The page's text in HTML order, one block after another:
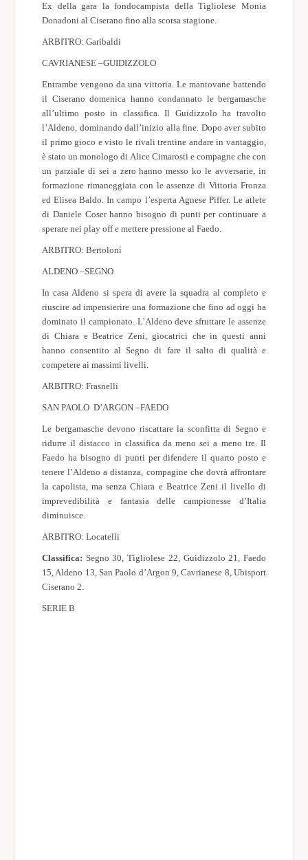
Ex della gara la fondocampista della Tigliolese Monia
Donadoni al Ciserano fino alla scorsa stagione.
ARBITRO: Garibaldi
CAVRIANESE –GUIDIZZOLO
Entrambe vengono da una vittoria. Le mantovane battendo
il Ciserano domenica hanno condannato le bergamasche
all’ultimo posto in classifica. Il Guidizzolo ha travolto
l’Aldeno, dominando dall’inizio alla fine. Dopo aver subito
il primo gioco e visto le rivali trentine andare in vantaggio,
è stato un monologo di Alice Cimarosti e compagne che con
un parziale di sei a zero hanno messo ko le avversarie, in
formazione rimaneggiata con le assenze di Vittoria Fronza
ed Elisea Baldo. In campo l’esperta Agnese Piffer. Le atlete
di Daniele Coser hanno bisogno di punti per continuare a
sperare nei play off e mettere pressione al Faedo.
ARBITRO: Bertoloni
ALDENO –SEGNO
In casa Aldeno si spera di avere la squadra al completo e
riuscire ad impensierire una formazione che fino ad oggi ha
dominato il campionato. L’Aldeno deve sfruttare le assenze
di Chiara e Beatrice Zeni, giocatrici che in questi anni
hanno consentito al Segno di fare il salto di qualità e
competere ai massimi livelli.
ARBITRO: Frasnelli
SAN PAOLO D’ARGON –FAEDO
Le bergamasche devono riscattare la sconfitta di Segno e
ridurre il distacco in classifica da meno sei a meno tre. Il
Faedo ha bisogno di punti per difendere il quarto posto e
tenere l’Aldeno a distanza, compagine che dovrà affrontare
la capolista, ma senza Chiara e Beatrice Zeni il livello di
imprevedibilità e fantasia delle campionesse d’Italia
diminuisce.
ARBITRO: Locatelli
Classifica: Segno 30, Tigliolese 22, Guidizzolo 21, Faedo
15, Aldeno 13, San Paolo d’Argon 9, Cavrianese 8, Ubisport
Ciserano 2.
SERIE B